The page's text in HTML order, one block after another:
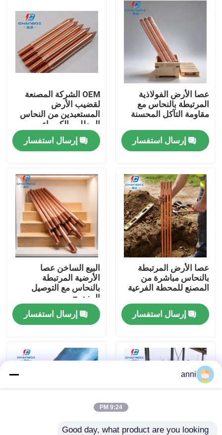
منزل
المنتجات
أشرطة فيديو
حول بنا
جولة في المعمل
ضبط الجودة
أخبار
طلب اقتباس
عصا الأرض الفولاذية
المرتبطة بالنحاس مع
مقاومة التآكل المحسنة
إرسال استفسار
OEM الشركة المصنعة
لقضيب الأرض
المستعبدين من النحاس
المطلي بالكهرباء
المستمر
إرسال استفسار
عصا الأرض المرتبطة
بالنحاس مباشرة من
المصنع للمحطة الفرعية
إرسال استفسار
البيع الساخن عصا
الأرضية المرتبطة
بالنحاس مع التوصيل
المزدوج
إرسال استفسار
anni
9:24 PM
Good day, what product are you looking